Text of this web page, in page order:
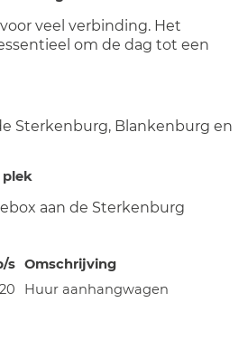
veel verbinding. Het
om de dag tot een
Sterkenburg, Blankenburg en
plek
aan de Sterkenburg
s Omschrijving
Huur aanhangwagen